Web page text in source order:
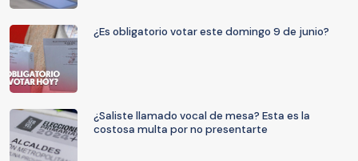
¿Es obligatorio votar este domingo 9 de junio?
¿Saliste llamado vocal de mesa? Esta es la
costosa multa por no presentarte